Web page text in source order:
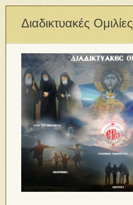
Διαδικτυακές Ομιλίες